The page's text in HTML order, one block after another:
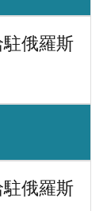
俄羅斯
俄羅斯